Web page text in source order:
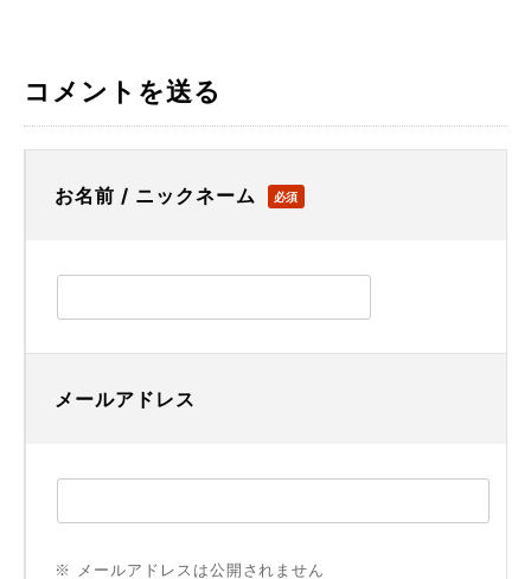
コメントを送る
お名前 / ニックネーム 必須
メールアドレス
※ メールアドレスは公開されません